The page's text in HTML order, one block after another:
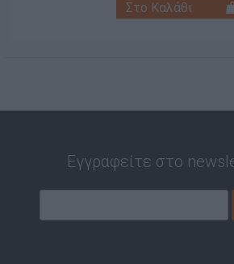
Εγγραφείτε στο